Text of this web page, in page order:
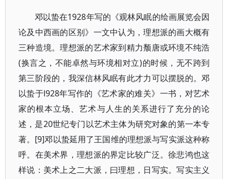
邓以蛰在1928年写的《观林风眠的绘画展览会因
论及中西画的区别》一文中认为，理想派的画大概有
三种造境。理想派的艺术家到精力颓唐或环境不纯浩
(换言之，不能卓然与环境相对立)的时候，无不跨到
第三阶段的，我深信林风眠有此才力可以摆脱的。邓
以蛰于l928年写作的《艺术家的难关》一书，对艺术
家的根本立场、艺术与人生的关系进行了充分的论
述，是20世纪专门以艺术主体为研究对象的第一本专
著。[9]邓以蛰延用了王国维的理想派与写实派这种称
呼。在美术界，理想派的界定比较广泛。徐悲鸿也这
样说：美术上之二大派，曰理想，日写实。写实主义